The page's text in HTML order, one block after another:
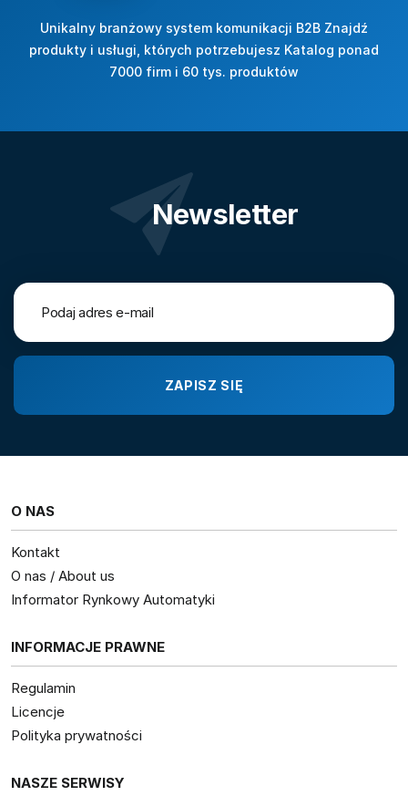
Unikalny branżowy system komunikacji B2B Znajdź
produkty i usługi, których potrzebujesz Katalog ponad
7000 firm i 60 tys. produktów
Newsletter
O NAS
Kontakt
O nas / About us
Informator Rynkowy Automatyki
INFORMACJE PRAWNE
Regulamin
Licencje
Polityka prywatności
NASZE SERWISY